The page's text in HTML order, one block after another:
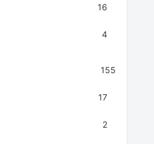
16
4
155
17
2